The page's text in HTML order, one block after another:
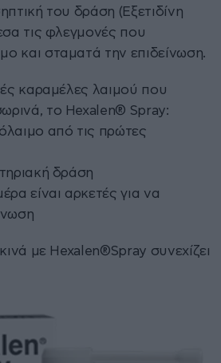
του δράση (Εξετιδίνη
τις φλεγμονές που
και σταματά την επιδείνωση.
καραμέλες λαιμού που
το Hexalen® Spray:
από τις πρώτες
δράση
είναι αρκετές για να
με Hexalen®Spray συνεχίζει